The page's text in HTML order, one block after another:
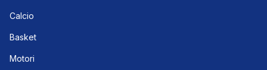
Calcio
Basket
Motori